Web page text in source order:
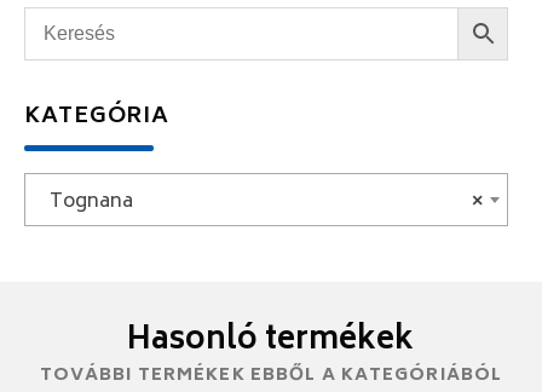
KATEGÓRIA
×
Tognana
Hasonló termékek
TOVÁBBI TERMÉKEK EBBŐL A KATEGÓRIÁBÓL